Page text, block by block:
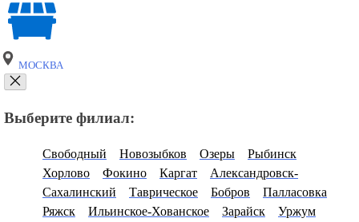
МОСКВА
Выберите филиал:
Свободный Новозыбков Озеры
Рыбинск
Хорлово
Фокино Каргат
Александровск-
Сахалинский
Таврическое Бобров
Палласовка
Ряжск
Ильинское-Хованское Зарайск
Уржум